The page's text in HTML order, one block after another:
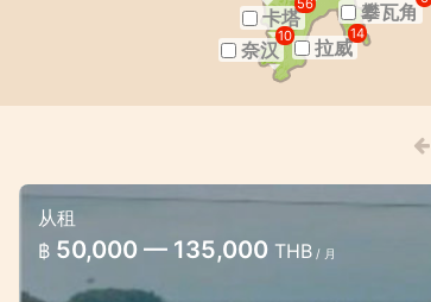
攀瓦角
卡塔
56
拉威
14
奈汉
10
卡倫的時尚公寓，享有美麗的海景
卡倫別緻的海景公寓
从租
฿ 50,000 — 135,000 THB / 月